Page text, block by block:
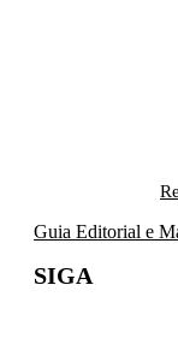
Guia Editorial e
SIGA